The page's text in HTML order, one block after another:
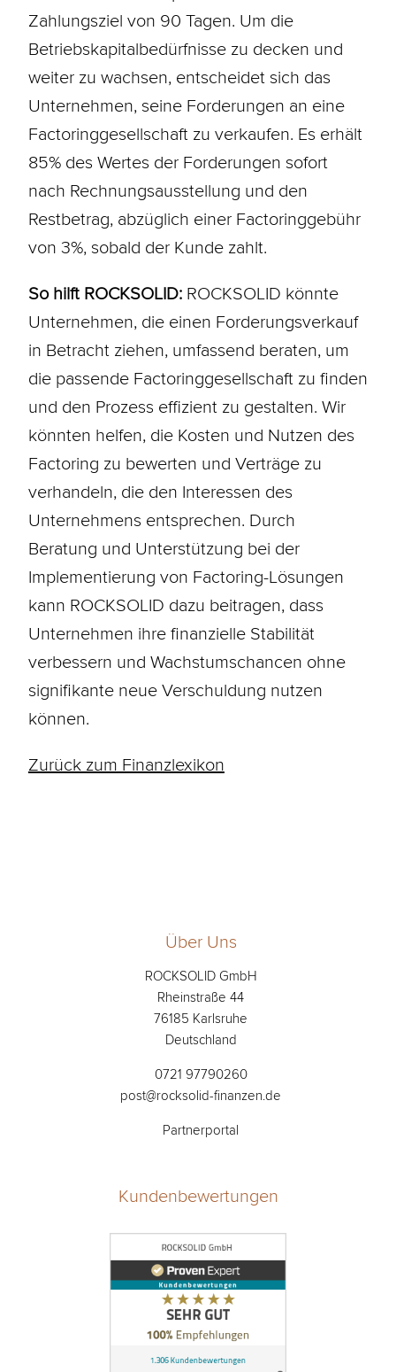
Zahlungsziel von 90 Tagen. Um die
Betriebskapitalbedürfnisse zu decken und
weiter zu wachsen, entscheidet sich das
Unternehmen, seine Forderungen an eine
Factoringgesellschaft zu verkaufen. Es erhält
85% des Wertes der Forderungen sofort
nach Rechnungsausstellung und den
Restbetrag, abzüglich einer Factoringgebühr
von 3%, sobald der Kunde zahlt.
So hilft ROCKSOLID:ROCKSOLID könnte
Unternehmen, die einen Forderungsverkauf
in Betracht ziehen, umfassend beraten, um
die passende Factoringgesellschaft zu finden
und den Prozess effizient zu gestalten. Wir
könnten helfen, die Kosten und Nutzen des
Factoring zu bewerten und Verträge zu
verhandeln, die den Interessen des
Unternehmens entsprechen. Durch
Beratung und Unterstützung bei der
Implementierung von Factoring-Lösungen
kann ROCKSOLID dazu beitragen, dass
Unternehmen ihre finanzielle Stabilität
verbessern und Wachstumschancen ohne
signifikante neue Verschuldung nutzen
können.
Zurück zum Finanzlexikon
Über Uns
ROCKSOLID GmbH
Rheinstraße 44
76185 Karlsruhe
Deutschland
0721 97790260
post@rocksolid-finanzen.de
Partnerportal
Kundenbewertungen